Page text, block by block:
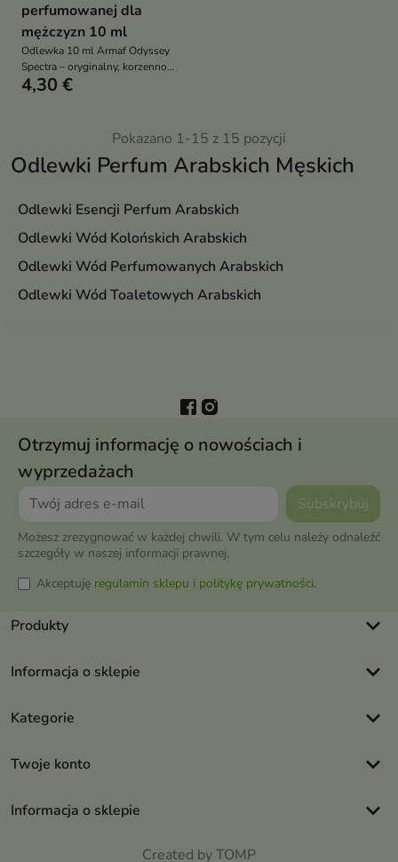
Odlewki Perfum Arabskich Męskich
Odlewki Esencji Perfum Arabskich
Odlewki Wód Kolońskich Arabskich
Odlewki Wód Perfumowanych Arabskich
Odlewki Wód Toaletowych Arabskich
perfumowanej dla
mężczyzn 10 ml
Odlewka 10 ml Armaf Odyssey
Spectra – oryginalny, korzenno-
słodki zapach unisex w
4,30 €
Pokazano 1-15 z 15 pozycji
Otrzymuj informację o nowościach i
wyprzedażach
Możesz zrezygnować w każdej chwili. W tym celu należy odnaleźć
szczegóły w naszej informacji prawnej.
Akceptuję regulamin sklepu i politykę prywatności.
Produkty keyboard_arrow_down
Informacja o sklepie keyboard_arrow_down
Kategorie keyboard_arrow_down
Twoje konto keyboard_arrow_down
Informacja o sklepie keyboard_arrow_down
Created by TOMP